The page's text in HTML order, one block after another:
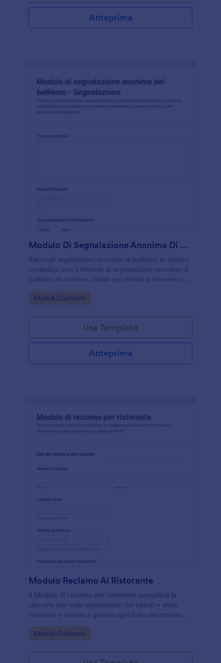
Anteprima
Modulo Di Segnalazione Anonima Di Bullismo
Raccogli segnalazioni anonime di bullismo in ambito
scolastico con il Modulo di segnalazione anonima di
bullismo di Jotform, ideale per istituti e referenti che
risposte in modo ordinato.
Go to Category:
Moduli Conformi
Usa Template
Anteprima
Modulo Reclamo Al Ristorante
Il Modulo di reclamo per ristorante semplifica la
raccolta dati sulle segnalazioni dei clienti e aiuta
ristoranti e catene a gestire ogni invio del modulo
richiesta.
Go to Category:
Moduli Conformi